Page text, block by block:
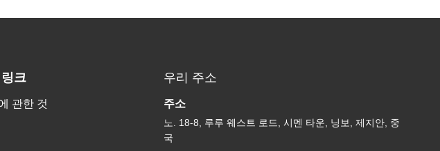
크
관한 것
우리 주소
주소
노. 18-8, 루루 웨스트 로드, 시멘 타운, 닝보, 제지안, 중
국